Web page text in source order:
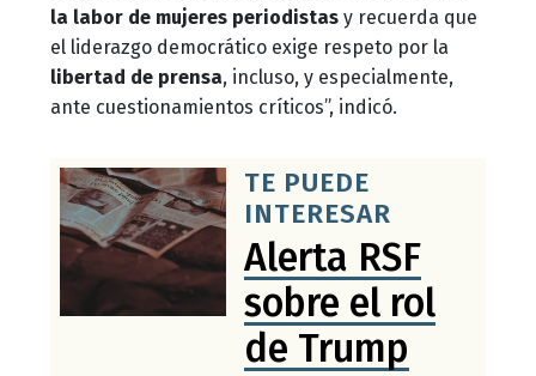
la labor de mujeres periodistas y recuerda que
el liderazgo democrático exige respeto por la
libertad de prensa, incluso, y especialmente,
ante cuestionamientos críticos”, indicó.
TE PUEDE
INTERESAR
Alerta RSF
sobre el rol
de Trump